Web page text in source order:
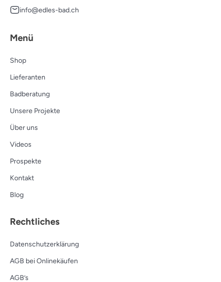
info@edles-bad.ch
Menü
Shop
Lieferanten
Badberatung
Unsere Projekte
Über uns
Videos
Prospekte
Kontakt
Blog
Rechtliches
Datenschutzerklärung
AGB bei Onlinekäufen
AGB’s